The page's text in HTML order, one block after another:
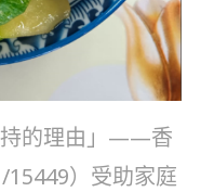
持的理由」——香
）受助家庭